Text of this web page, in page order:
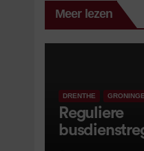
Meer lezen
DRENTHE
Reguliere
van start,